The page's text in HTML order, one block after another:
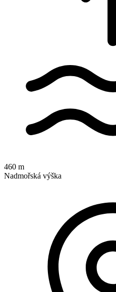
460 m
Nadmořská výška